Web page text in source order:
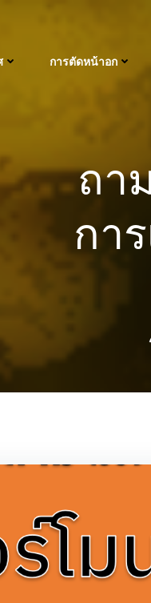
การตัดหน้าอก
ถา
กา